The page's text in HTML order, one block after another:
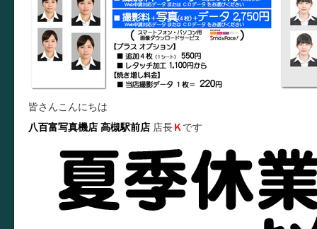
皆さんこんにちは
八百富写真機店 高槻駅前店 店長Ｋ です